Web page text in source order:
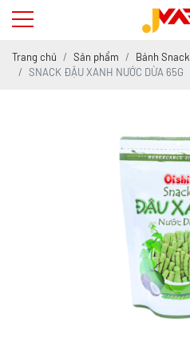
Trang chủ Sản phẩm
Bánh Snack
SNACK ĐẬU XANH NƯỚC DỪA 65G